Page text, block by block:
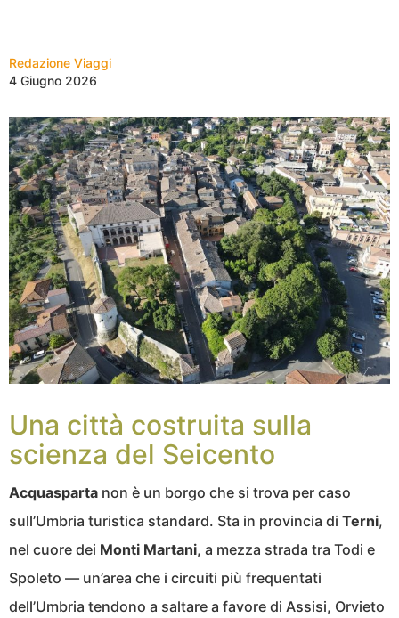
Redazione Viaggi
4 Giugno 2026
Una città costruita sulla
scienza del Seicento
Acquasparta non è un borgo che si trova per caso
sull’Umbria turistica standard. Sta in provincia di Terni,
nel cuore dei Monti Martani, a mezza strada tra Todi e
Spoleto — un’area che i circuiti più frequentati
dell’Umbria tendono a saltare a favore di Assisi, Orvieto